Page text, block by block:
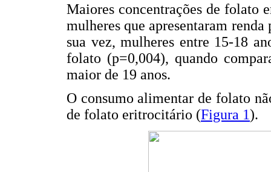
Maiores concentrações de folato
mulheres que apresentaram
sua vez, mulheres entre 15-18
folato (p=0,004), quando
maior de 19 anos.
O consumo alimentar de folato
de folato eritrocitário (Figura 1).